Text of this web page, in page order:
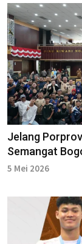
Jelang
Semangat
5 Mei 2026